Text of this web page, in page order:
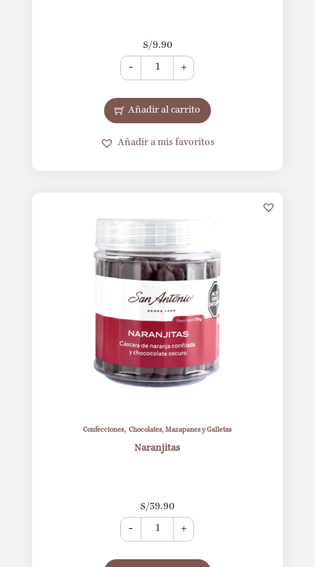
S/9.90
- +
Añadir al carrito
Añadir a mis favoritos
Confecciones,Chocolates, Mazapanes y Galletas
Naranjitas
S/39.90
- +